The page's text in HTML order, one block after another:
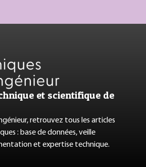
et scientifique de
retrouvez tous les articles
: base de données, veille
et expertise technique.